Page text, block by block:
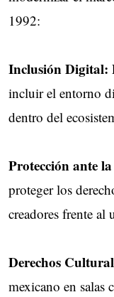
1992:
Inclusión Digital:
incluir el entorno
dentro del
Protección ante
proteger los
creadores frente
Derechos
mexicano en salas